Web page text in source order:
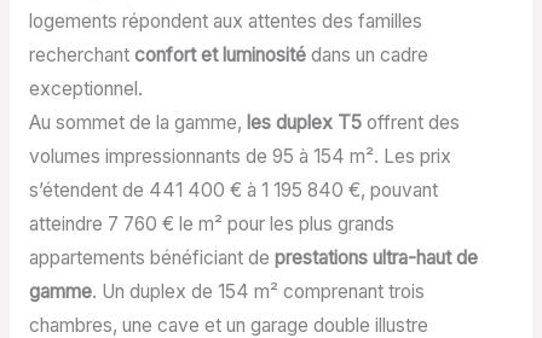
logements répondent aux attentes des familles
recherchant confort et luminositédans un cadre
exceptionnel.
Au sommet de la gamme, les duplex T5offrent des
volumes impressionnants de 95 à 154 m². Les prix
s’étendent de 441 400 € à 1 195 840 €, pouvant
atteindre 7 760 € le m² pour les plus grands
appartements bénéficiant de prestations ultra-haut de
gamme. Un duplex de 154 m² comprenant trois
chambres, une cave et un garage double illustre